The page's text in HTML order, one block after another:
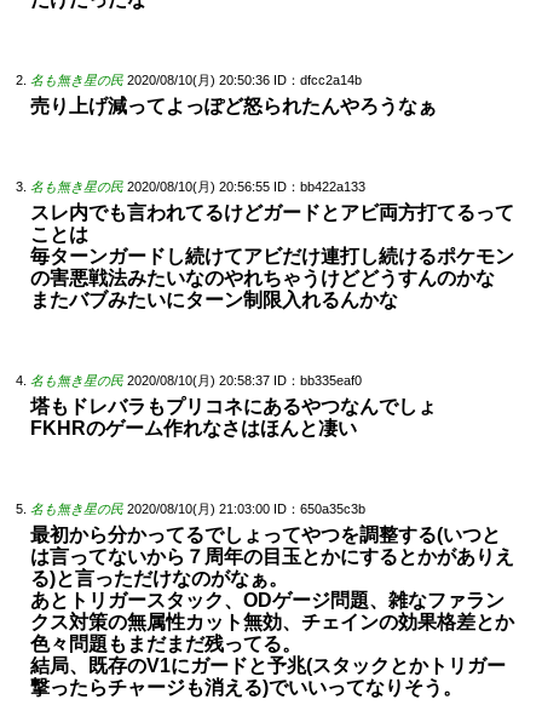
名も無き星の民 2020/08/10(月) 20:50:36 ID：dfcc2a14b
売り上げ減ってよっぽど怒られたんやろうなぁ
名も無き星の民 2020/08/10(月) 20:56:55 ID：bb422a133
スレ内でも言われてるけどガードとアビ両方打てるって
ことは
毎ターンガードし続けてアビだけ連打し続けるポケモン
の害悪戦法みたいなのやれちゃうけどどうすんのかな
またバブみたいにターン制限入れるんかな
名も無き星の民 2020/08/10(月) 20:58:37 ID：bb335eaf0
塔もドレバラもプリコネにあるやつなんでしょ
FKHRのゲーム作れなさはほんと凄い
名も無き星の民 2020/08/10(月) 21:03:00 ID：650a35c3b
最初から分かってるでしょってやつを調整する(いつと
は言ってないから７周年の目玉とかにするとかがありえ
る)と言っただけなのがなぁ。
あとトリガースタック、ODゲージ問題、雑なファラン
クス対策の無属性カット無効、チェインの効果格差とか
色々問題もまだまだ残ってる。
結局、既存のV1にガードと予兆(スタックとかトリガー
撃ったらチャージも消える)でいいってなりそう。